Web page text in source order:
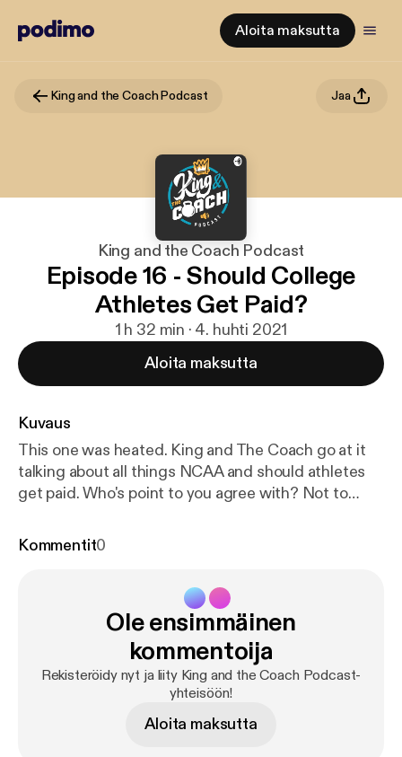
Aloita maksutta
King and the Coach Podcast Jaa
King and the Coach Podcast
Episode 16 - Should College
Athletes Get Paid?
1 h 32 min · 4. huhti 2021
Aloita maksutta
Kuvaus
This one was heated. King and The Coach go at it
talking about all things NCAA and should athletes
get paid. Who's point to you agree with? Not to
Madness catastrophe that was setting ups the
Thank you for all your support so far. We appreciate
all your comments, listens and shares. You're all
this podcast:
https://anchor.fm/kingandthecoach/su
https://anchor.fm/kingandthecoach/support
Kommentit0
Ole ensimmäinen
kommentoija
Rekisteröidy nyt ja liity King and the Coach Podcast-
yhteisöön!
Aloita maksutta